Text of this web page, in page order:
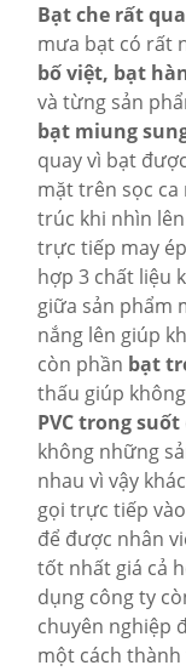
Bạt che rất
mưa bạt có rất
bố việt, bạt
và từng sản
bạt miung
quay vì bạt
mặt trên sọc
trúc khi nhìn
trực tiếp may
hợp 3 chất liệu
giữa sản phẩm
nắng lên giúp
còn phần bạt
thấu giúp
PVC trong suốt
không những
nhau vì vậy
gọi trực tiếp vào
để được nhân
tốt nhất giá cả
dụng công ty
chuyên nghiệp
một cách